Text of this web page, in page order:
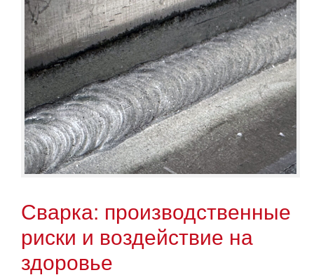
Сварка: производственные
риски и воздействие на
здоровье